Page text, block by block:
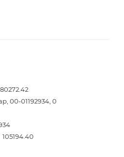
80272.42
00-01192934, 0
105194.40